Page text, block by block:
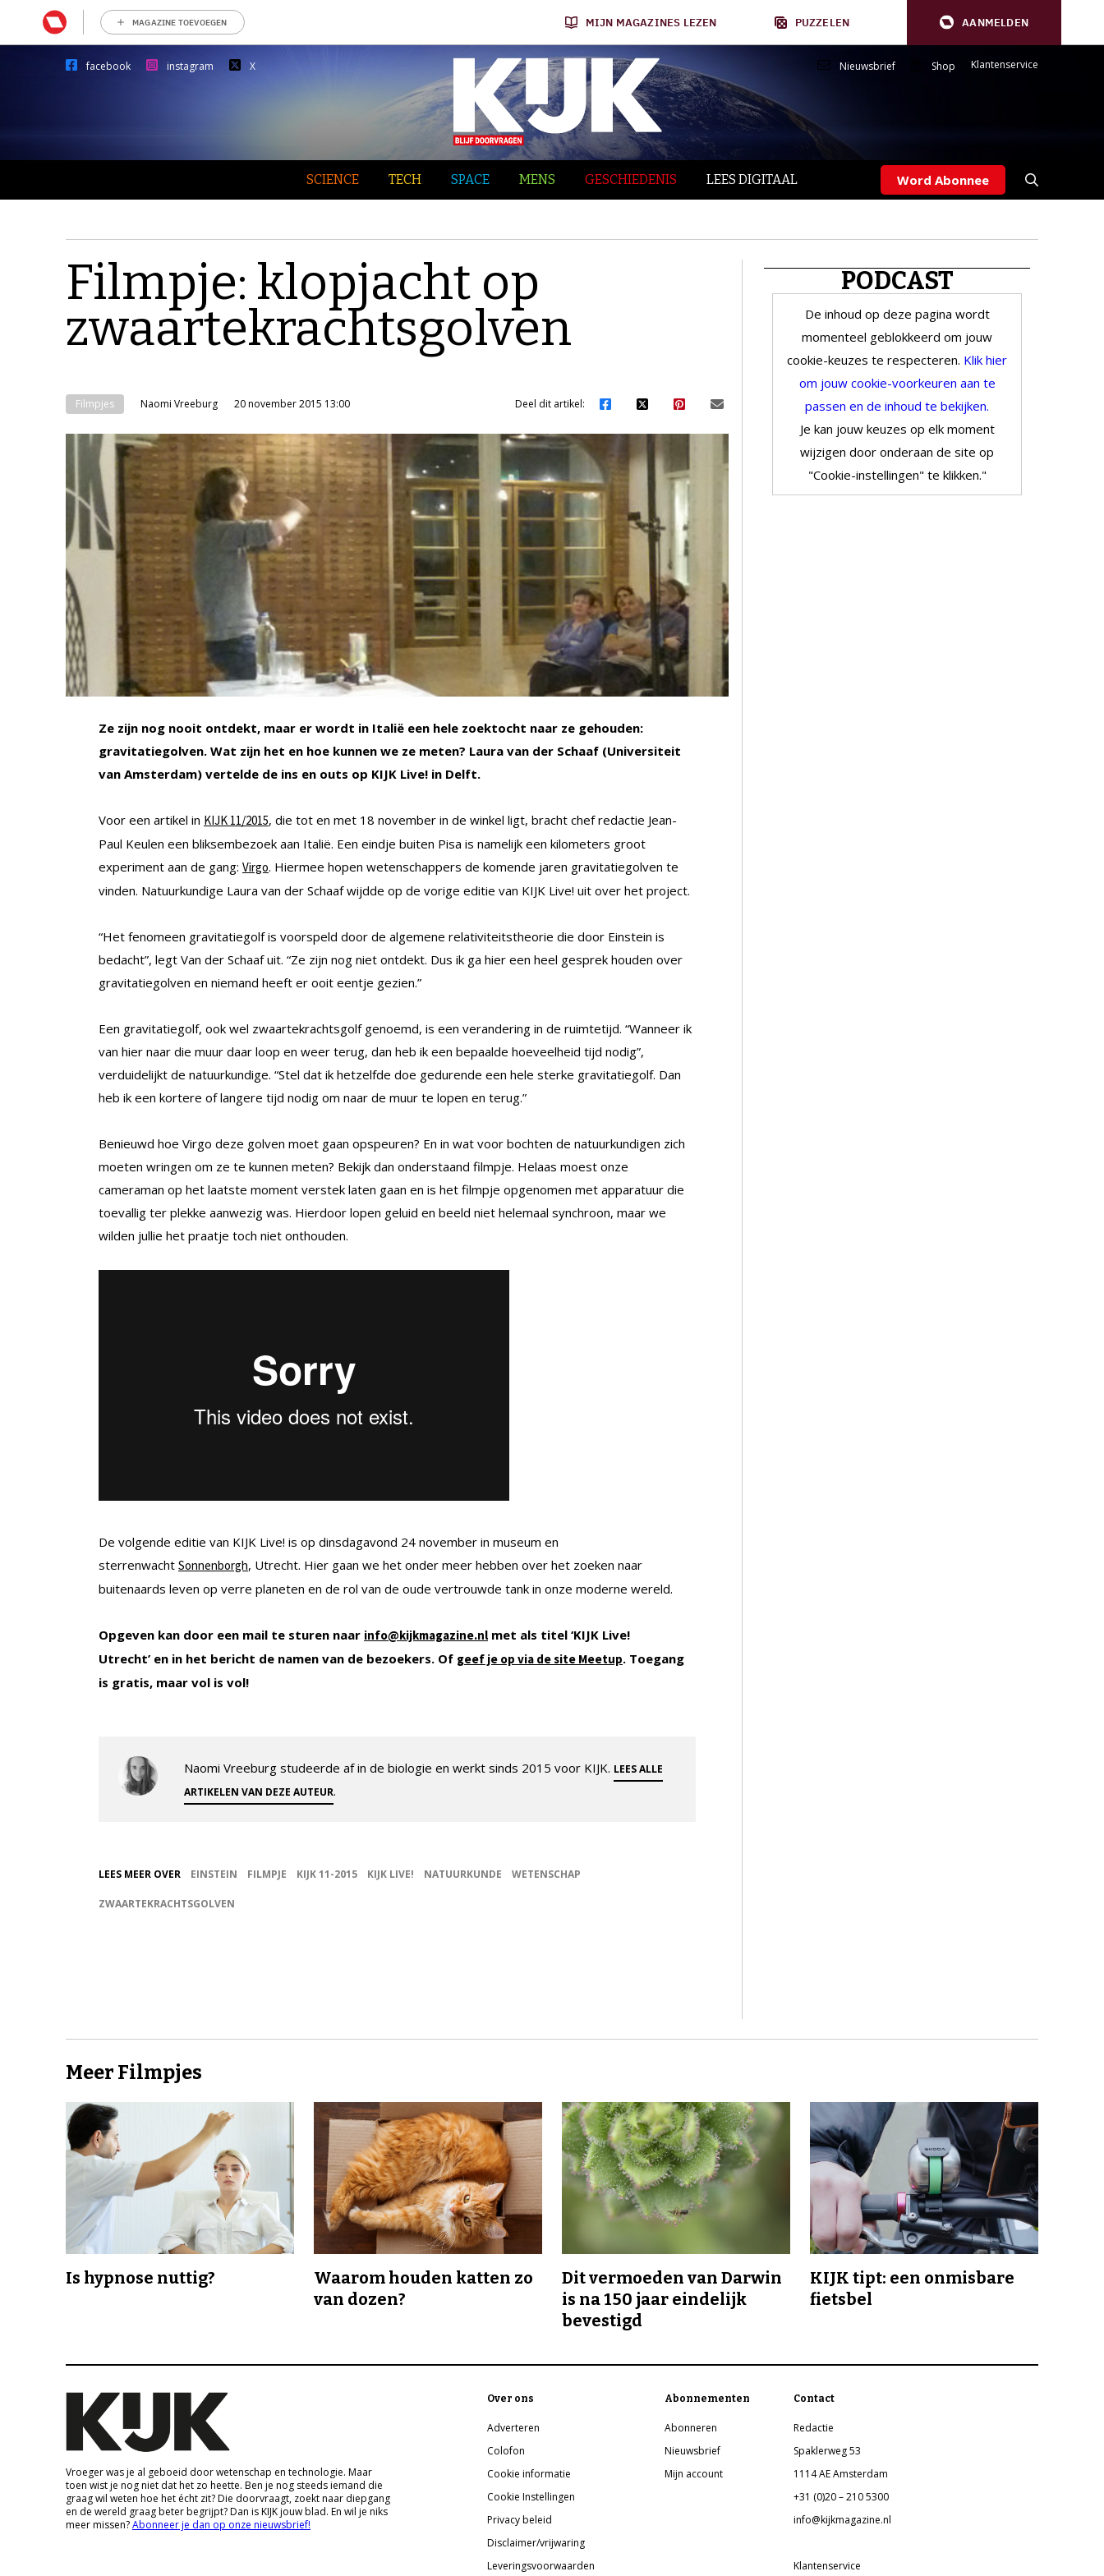
MAGAZINE TOEVOEGEN MIJN MAGAZINES LEZEN PUZZELEN AANMELDEN
facebook instagram X Nieuwsbrief Shop Klantenservice
SCIENCE TECH SPACE MENS GESCHIEDENIS LEES DIGITAAL Word Abonnee
Filmpje: klopjacht op
zwaartekrachtsgolven
Filmpjes Naomi Vreeburg 20 november 2015 13:00 Deel dit artikel:
Ze zijn nog nooit ontdekt, maar er wordt in Italië een hele zoektocht naar ze gehouden:
gravitatiegolven. Wat zijn het en hoe kunnen we ze meten? Laura van der Schaaf (Universiteit
van Amsterdam) vertelde de ins en outs op KIJK Live! in Delft.
Voor een artikel in KIJK 11/2015, die tot en met 18 november in de winkel ligt, bracht chef redactie Jean-
Paul Keulen een bliksembezoek aan Italië. Een eindje buiten Pisa is namelijk een kilometers groot
experiment aan de gang: Virgo. Hiermee hopen wetenschappers de komende jaren gravitatiegolven te
vinden. Natuurkundige Laura van der Schaaf wijdde op de vorige editie van KIJK Live! uit over het project.
“Het fenomeen gravitatiegolf is voorspeld door de algemene relativiteitstheorie die door Einstein is
bedacht”, legt Van der Schaaf uit. “Ze zijn nog niet ontdekt. Dus ik ga hier een heel gesprek houden over
gravitatiegolven en niemand heeft er ooit eentje gezien.”
Een gravitatiegolf, ook wel zwaartekrachtsgolf genoemd, is een verandering in de ruimtetijd. “Wanneer ik
van hier naar die muur daar loop en weer terug, dan heb ik een bepaalde hoeveelheid tijd nodig”,
verduidelijkt de natuurkundige. “Stel dat ik hetzelfde doe gedurende een hele sterke gravitatiegolf. Dan
heb ik een kortere of langere tijd nodig om naar de muur te lopen en terug.”
Benieuwd hoe Virgo deze golven moet gaan opspeuren? En in wat voor bochten de natuurkundigen zich
moeten wringen om ze te kunnen meten? Bekijk dan onderstaand filmpje. Helaas moest onze
cameraman op het laatste moment verstek laten gaan en is het filmpje opgenomen met apparatuur die
toevallig ter plekke aanwezig was. Hierdoor lopen geluid en beeld niet helemaal synchroon, maar we
wilden jullie het praatje toch niet onthouden.
De volgende editie van KIJK Live! is op dinsdagavond 24 november in museum en
sterrenwacht Sonnenborgh, Utrecht. Hier gaan we het onder meer hebben over het zoeken naar
buitenaards leven op verre planeten en de rol van de oude vertrouwde tank in onze moderne wereld.
Opgeven kan door een mail te sturen naar info@kijkmagazine.nl met als titel ‘KIJK Live!
Utrecht’ en in het bericht de namen van de bezoekers. Of geef je op via de site Meetup. Toegang
is gratis, maar vol is vol!
Naomi Vreeburg studeerde af in de biologie en werkt sinds 2015 voor KIJK. LEES ALLE
ARTIKELEN VAN DEZE AUTEUR.
LEES MEER OVER EINSTEIN FILMPJE KIJK 11-2015 KIJK LIVE! NATUURKUNDE WETENSCHAP
ZWAARTEKRACHTSGOLVEN
PODCAST
De inhoud op deze pagina wordt
momenteel geblokkeerd om jouw
cookie-keuzes te respecteren. Klik hier
om jouw cookie-voorkeuren aan te
passen en de inhoud te bekijken.
Je kan jouw keuzes op elk moment
wijzigen door onderaan de site op
"Cookie-instellingen" te klikken."
Meer Filmpjes
Is hypnose nuttig?
Waarom houden katten zo
van dozen?
Dit vermoeden van Darwin
is na 150 jaar eindelijk
bevestigd
KIJK tipt: een onmisbare
fietsbel
Vroeger was je al geboeid door wetenschap en technologie. Maar
toen wist je nog niet dat het zo heette. Ben je nog steeds iemand die
graag wil weten hoe het écht zit? Die doorvraagt, zoekt naar diepgang
en de wereld graag beter begrijpt? Dan is KIJK jouw blad. En wil je niks
meer missen?Abonneer je dan op onze nieuwsbrief!
Over ons
Adverteren
Colofon
Cookie informatie
Cookie Instellingen
Privacy beleid
Disclaimer/vrijwaring
Leveringsvoorwaarden
Abonnementen
Abonneren
Nieuwsbrief
Mijn account
Contact
Redactie
Spaklerweg 53
1114 AE Amsterdam
+31 (0)20 – 210 5300
info@kijkmagazine.nl
Klantenservice